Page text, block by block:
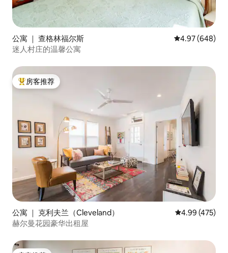
公寓 ｜ 查格林福尔斯 平均评分 4.97
4.97 (648)
迷人村庄的温馨公寓
热门「房客推荐」
房客推荐
公寓 ｜ 克利夫兰（Cleveland） 平均评分 4.99
4.99 (475)
赫尔曼花园豪华出租屋